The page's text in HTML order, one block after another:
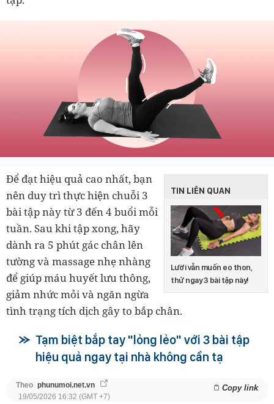
TIN LIÊN QUAN
Lười vẫn muốn eo thon,
thử ngay 3 bài tập này!
Để đạt hiệu quả cao nhất, bạn
nên duy trì thực hiện chuỗi 3
bài tập này từ 3 đến 4 buổi mỗi
tuần. Sau khi tập xong, hãy
dành ra 5 phút gác chân lên
tường và massage nhẹ nhàng
để giúp máu huyết lưu thông,
giảm nhức mỏi và ngăn ngừa
tình trạng tích dịch gây to bắp chân.
Tạm biệt bắp tay "lỏng lẻo" với 3 bài tập
hiệu quả ngay tại nhà không cần tạ
Theo phunumoi.net.vn Copy link
19/05/2026 16:32 (GMT +7)